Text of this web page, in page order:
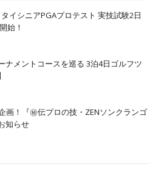
イシニアPGAプロテスト 実技試験2日
始！
ナメントコースを巡る 3泊4日ゴルフツ
画！『㊙️伝プロの技・ZENソンクランゴ
知らせ